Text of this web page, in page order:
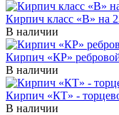
Кирпич класс «В» на
В наличии
Кирпич «КР»
В наличии
Кирпич «КТ» -
В наличии